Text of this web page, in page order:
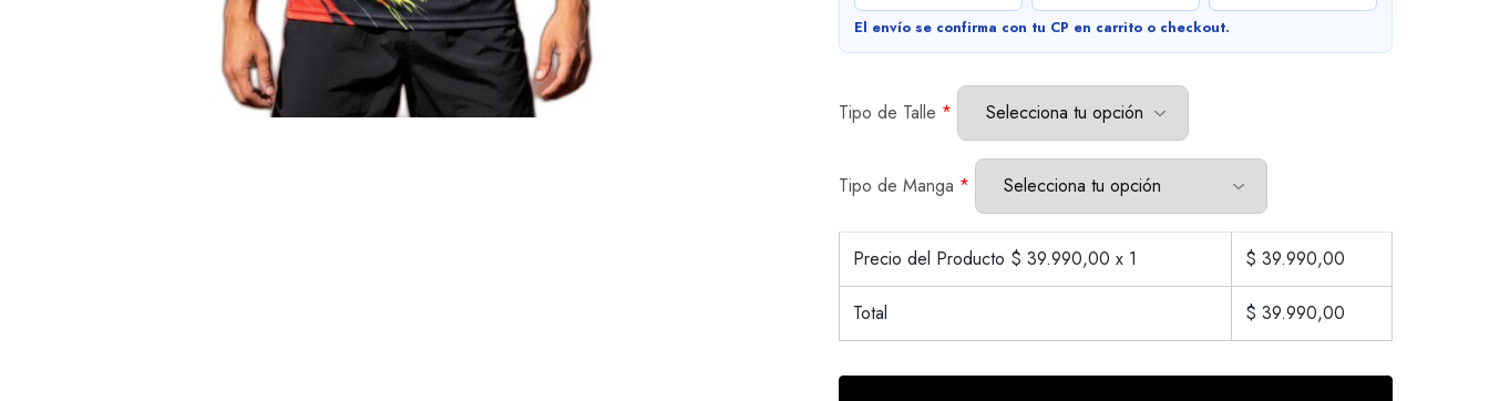
El envío se confirma con tu CP en carrito o checkout.
Tipo de Talle *
Tipo de Manga *
Precio del Producto $ 39.990,00 x 1 $ 39.990,00
Total $ 39.990,00